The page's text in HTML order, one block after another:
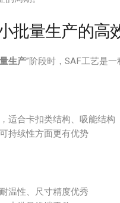
批量生产的高
生产”阶段时，SAF工艺是
适合卡扣类结构、吸能结构
持续性方面更有优势
温性、尺寸精度优秀